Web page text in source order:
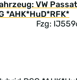
Fzg: